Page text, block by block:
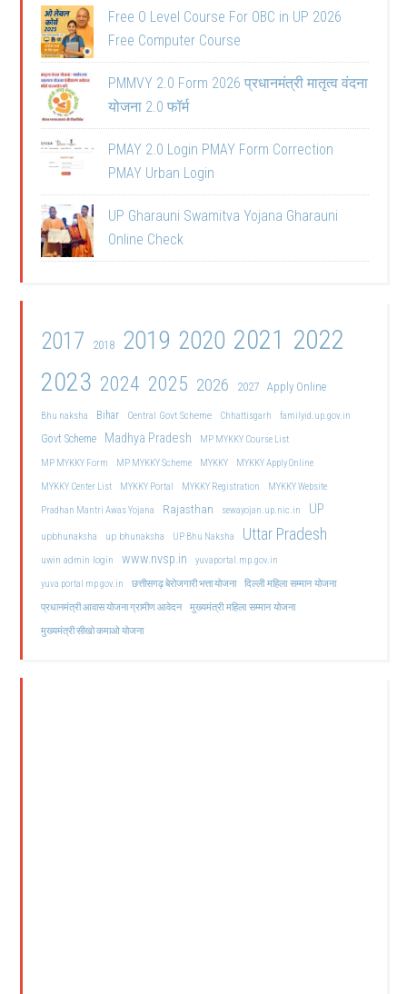
Free O Level Course For OBC in UP 2026
Free Computer Course
PMMVY 2.0 Form 2026 प्रधानमंत्री मातृत्व वंदना
योजना 2.0 फॉर्म
PMAY 2.0 Login PMAY Form Correction
PMAY Urban Login
UP Gharauni Swamitva Yojana Gharauni
Online Check
2017 2018 2019 2020 2021 2022
2023 2024 2025 2026 2027 Apply Online
Bhu naksha Bihar Central Govt Scheme Chhattisgarh familyid.up.gov.in
Govt Scheme Madhya Pradesh
MP MYKKY Course List
MP MYKKY Form
MP MYKKY Scheme MYKKY
MYKKY Apply Online
MYKKY Center List
MYKKY Portal MYKKY Registration
MYKKY Website
Pradhan Mantri Awas Yojana
Rajasthan sewayojan.up.nic.in UP
upbhunaksha up bhunaksha UP Bhu Naksha Uttar Pradesh
uwin admin login www.nvsp.in
yuvaportal.mp.gov.in
yuva portal mp gov.in
छत्तीसगढ़ बेरोजगारी भत्ता योजना दिल्ली महिला सम्मान योजना
प्रधानमंत्री आवास योजना ग्रामीण आवेदन मुख्यमंत्री महिला सम्मान योजना
मुख्यमंत्री सीखो कमाओ योजना